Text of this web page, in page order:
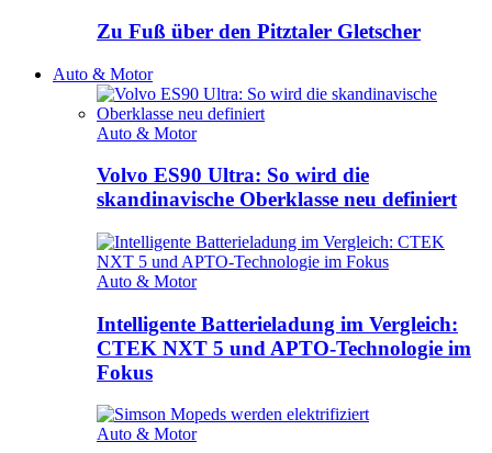
Zu Fuß über den Pitztaler Gletscher
Auto & Motor
Auto & Motor
Volvo ES90 Ultra: So wird die
skandinavische Oberklasse neu definiert
Auto & Motor
Intelligente Batterieladung im Vergleich:
CTEK NXT 5 und APTO-Technologie im
Fokus
Auto & Motor